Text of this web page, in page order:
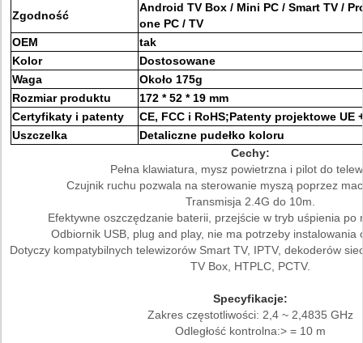
Zgodność
Android TV Box / Mini PC / Smart TV /
one PC / TV
OEM
tak
Kolor
Dostosowane
Waga
Około 175g
Rozmiar produktu
172 * 52 * 19 mm
Certyfikaty i patenty
CE, FCC i RoHS;Patenty projektowe UE
Uszczelka
Detaliczne pudełko koloru
Cechy:
Pełna klawiatura, mysz powietrzna i pilot do
Czujnik ruchu pozwala na sterowanie myszą poprzez
Transmisja 2.4G do 10m.
Efektywne oszczędzanie baterii, przejście w tryb uśpienia po
Odbiornik USB, plug and play, nie ma potrzeby instalowania
Dotyczy kompatybilnych telewizorów Smart TV, IPTV, dekoderów
TV Box, HTPLC, PCTV.
Specyfikacje:
Zakres częstotliwości: 2,4 ~ 2,4835 GHz
Odległość kontrolna:> = 10 m